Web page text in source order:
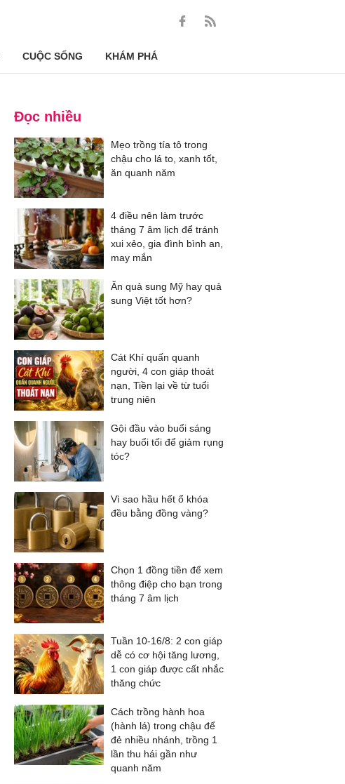
CUỘC SỐNG KHÁM PHÁ
Đọc nhiều
Mẹo trồng tía tô trong
chậu cho lá to, xanh tốt,
ăn quanh năm
4 điều nên làm trước
tháng 7 âm lịch để tránh
xui xẻo, gia đình bình an,
may mắn
Ăn quả sung Mỹ hay quả
sung Việt tốt hơn?
Cát Khí quấn quanh
người, 4 con giáp thoát
nạn, Tiền lại về từ tuổi
trung niên
Gội đầu vào buổi sáng
hay buổi tối để giảm rụng
tóc?
Vì sao hầu hết ổ khóa
đều bằng đồng vàng?
Chọn 1 đồng tiền để xem
thông điệp cho bạn trong
tháng 7 âm lịch
Tuần 10-16/8: 2 con giáp
dễ có cơ hội tăng lương,
1 con giáp được cất nhắc
thăng chức
Cách trồng hành hoa
(hành lá) trong chậu để
đẻ nhiều nhánh, trồng 1
lần thu hái gần như
quanh năm